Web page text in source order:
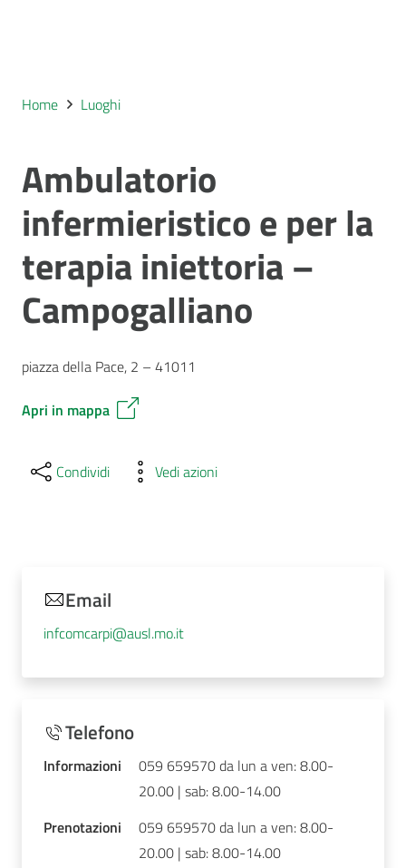
Home Luoghi
Ambulatorio
infermieristico e per la
terapia iniettoria –
Campogalliano
piazza della Pace, 2 – 41011
Apri in mappa
Condividi Vedi azioni
Email
infcomcarpi@ausl.mo.it
Telefono
Informazioni
059 659570 da lun a ven: 8.00-
20.00 | sab: 8.00-14.00
Prenotazioni
059 659570 da lun a ven: 8.00-
20.00 | sab: 8.00-14.00